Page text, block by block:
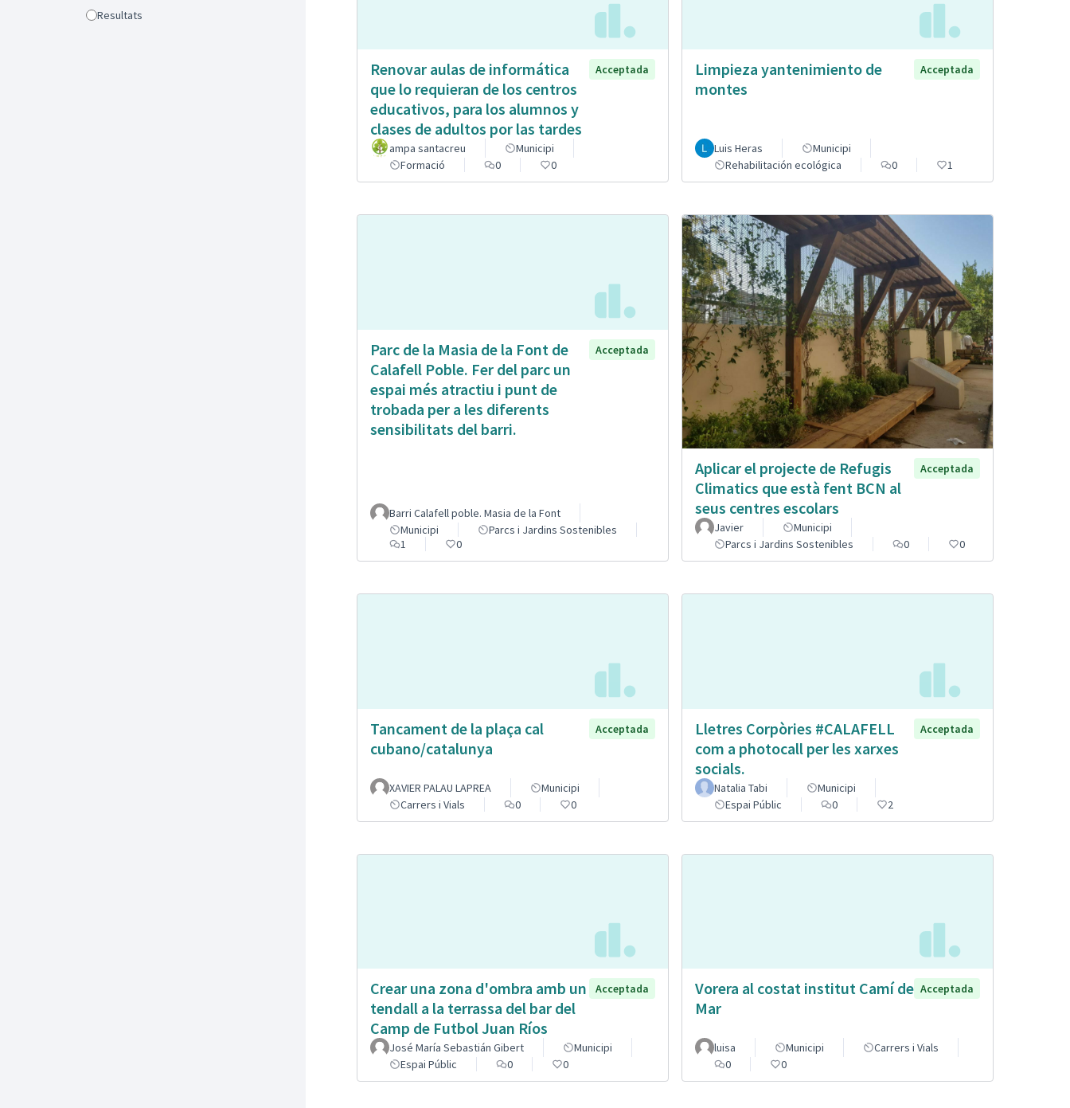
Resultats
Renovar aulas de informática
que lo requieran de los centros
educativos, para los alumnos y
clases de adultos por las tardes
Acceptada
ampa santacreu
Municipi
Formació
0 0
Limpieza yantenimiento de
montes
Acceptada
Luis Heras
Municipi
Rehabilitación ecológica
0 1
Parc de la Masia de la Font de
Calafell Poble. Fer del parc un
espai més atractiu i punt de
trobada per a les diferents
sensibilitats del barri.
Acceptada
Barri Calafell poble. Masia de la Font
Municipi
Parcs i Jardins Sostenibles
1
0
Aplicar el projecte de Refugis
Climatics que està fent BCN al
seus centres escolars
Acceptada
Javier
Municipi
Parcs i Jardins Sostenibles
0 0
Tancament de la plaça cal
cubano/catalunya
Acceptada
XAVIER PALAU LAPREA
Municipi
Carrers i Vials
0 0
Lletres Corpòries #CALAFELL
com a photocall per les xarxes
socials.
Acceptada
Natalia Tabi
Municipi
Espai Públic
0 2
Crear una zona d'ombra amb un
tendall a la terrassa del bar del
Camp de Futbol Juan Ríos
Acceptada
José María Sebastián Gibert
Municipi
Espai Públic
0 0
Vorera al costat institut Camí de
Mar
Acceptada
luisa Municipi
Carrers i Vials
0
0